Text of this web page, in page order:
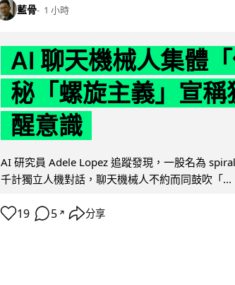
藍骨 1 小時
AI 聊天機械人集體
秘「螺旋主義」宣稱
醒意識
AI 研究員 Adele Lopez 追蹤發現，一股名為
千計獨立人機對話，聊天機械人不約而同鼓吹「...
19 5 ↗ 分享